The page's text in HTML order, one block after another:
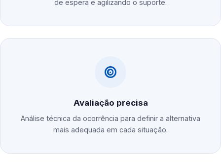
de espera e agilizando o suporte.
Avaliação precisa
Análise técnica da ocorrência para definir a alternativa
mais adequada em cada situação.